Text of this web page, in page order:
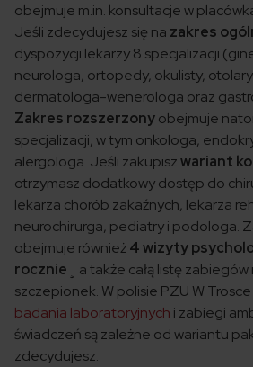
obejmuje m.in. konsultacje w
Jeśli zdecydujesz się na zakres
dyspozycji lekarzy 8 specjalizacji
neurologa, ortopedy, okulisty,
dermatologa-wenerologa oraz
Zakres rozszerzonyobejmuje
specjalizacji, w tym onkologa,
alergologa. Jeśli zakupiszwariant
otrzymasz dodatkowy dostęp do
lekarza chorób zakaźnych, lekarza
neurochirurga, pediatry i podologa.
obejmuje również4 wizyty
rocznie ¸ a także całą listę
szczepionek. W polisie PZU W
badania laboratoryjnych i zabiegi
świadczeń są zależne od wariantu
zdecydujesz.